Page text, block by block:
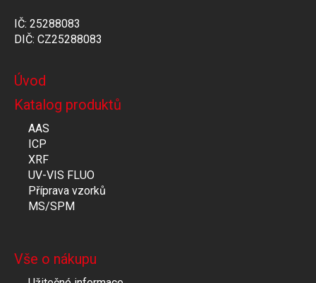
IČ: 25288083
DIČ: CZ25288083
Úvod
Katalog produktů
AAS
ICP
XRF
UV-VIS FLUO
Příprava vzorků
MS/SPM
Vše o nákupu